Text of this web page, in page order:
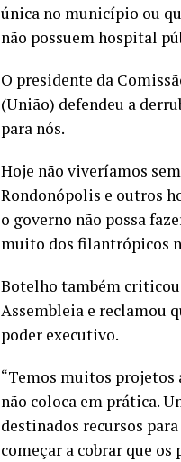
única no município ou
não possuem hospital
O presidente da
(União) defendeu a
para nós.
Hoje não viveríamos
Rondonópolis e outros
o governo não possa
muito dos filantrópicos
Botelho também criticou
Assembleia e reclamou
poder executivo.
“Temos muitos projetos
não coloca em prática.
destinados recursos
começar a cobrar que